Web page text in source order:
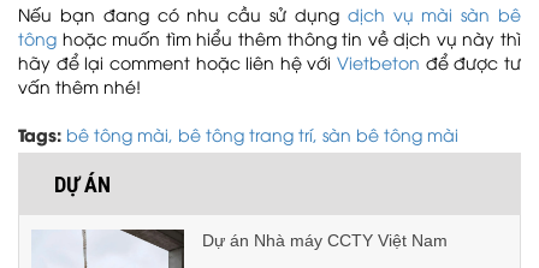
Nếu bạn đang có nhu cầu sử dụng dịch vụ mài sàn bê
tông hoặc muốn tìm hiểu thêm thông tin về dịch vụ này thì
hãy để lại comment hoặc liên hệ với Vietbeton để được tư
vấn thêm nhé!
Tags: bê tông mài, bê tông trang trí, sàn bê tông mài
DỰ ÁN
Dự án Đảo Khê Cốc Tràng An
So sánh bê tông áp khuôn với gạch tự
chèn và đá tự nhiên